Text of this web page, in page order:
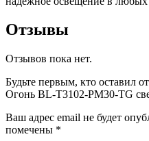
Отзывы
Отзывов пока нет.
Будьте первым, кто оставил
Огонь BL-T3102-PM30-TG
Ваш адрес email не будет
помечены *